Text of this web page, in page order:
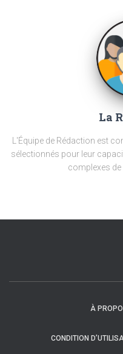
La
L'Équipe de Rédaction est
sélectionnés pour leur
complexes de
À
CONDITION